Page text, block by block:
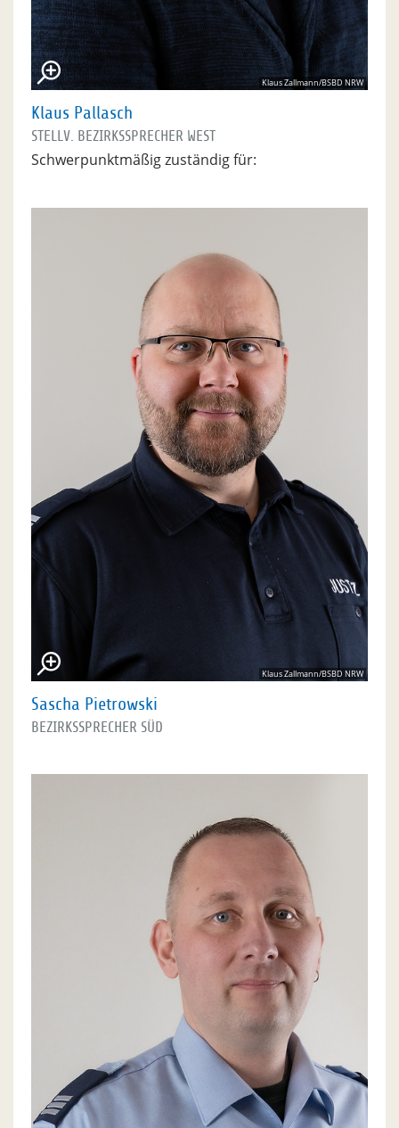
Klaus Zallmann/BSBD NRW
Klaus Pallasch
STELLV. BEZIRKSSPRECHER WEST
Schwerpunktmäßig zuständig für:
Klaus Zallmann/BSBD NRW
Sascha Pietrowski
BEZIRKSSPRECHER SÜD